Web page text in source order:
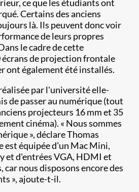
ce que les étudiants ont
Certains des anciens
là. Ils peuvent donc voir
de leurs propres
le cadre de cette
écrans de projection frontale
ont également été installés.
par l'université elle-
de passer au numérique (tout
projecteurs 16 mm et 35
cinéma). « Nous sommes
», déclare Thomas
est équipée d'un Mac Mini,
et d'entrées VGA, HDMI et
car nous disposons encore des
», ajoute-t-il.